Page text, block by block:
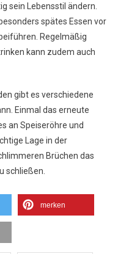
sein Lebensstil ändern.
spätes Essen vor
Regelmäßig
kann zudem auch
gibt es verschiedene
Einmal das erneute
an Speiseröhre und
Lage in der
Brüchen das
schließen.
merken